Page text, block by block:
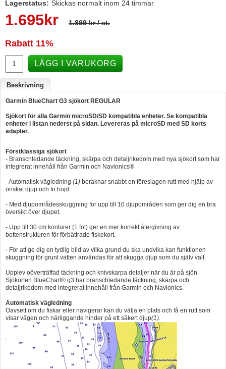
Calix - Packline - Takboxar
Thule - Takboxar
Thule - Lasthållare
LAGERRENSING
Begagnade Motorer & Båtar
Lagerstatus: Skickas normalt inom 24 timmar
1.695kr 1.899 kr/ st.
Rabatt 11%
LÄGG I VARUKORG
Beskrivning
Garmin BlueChart G3 sjökort REGULAR
Sjökort för alla Garmin microSD/SD kompatibla enheter. Se kompatibla
enheter i listan nederst på sidan. Levereras på microSD med SD korts
adapter.
Förstklassiga sjökort
- Branschledande täckning, skärpa och detaljrikedom med nya sjökort som har
integrerat innehåll från Garmin och Navionics®
- Automatisk vägledning (1) beräknar snabbt en föreslagen rutt med hjälp av
önskat djup och fri höjd.
- Med djupområdesskuggning för upp till 10 djupområden som ger dig en bra
översikt över djupet.
- Upp till 30 cm konturer (1 fot) ger en mer korrekt återgivning av
bottenstrukturen för förbättrade fiskekort.
- För att ge dig en tydlig bild av vilka grund du ska undvika kan funktionen
skuggning för grunt vatten användas för att skugga djup som du själv valt.
Upplev oöverträffad täckning och knivskarpa detaljer när du är på sjön.
Sjökorten BlueChart® g3 har branschledande täckning, skärpa och
detaljrikedom med integrerat innehåll från Garmin och Navionics.
Automatisk vägledning
Oavsett om du fiskar eller navigerar kan du välja en plats och få en rutt som
visar vägen och närliggande hinder på ett säkert djup(1).